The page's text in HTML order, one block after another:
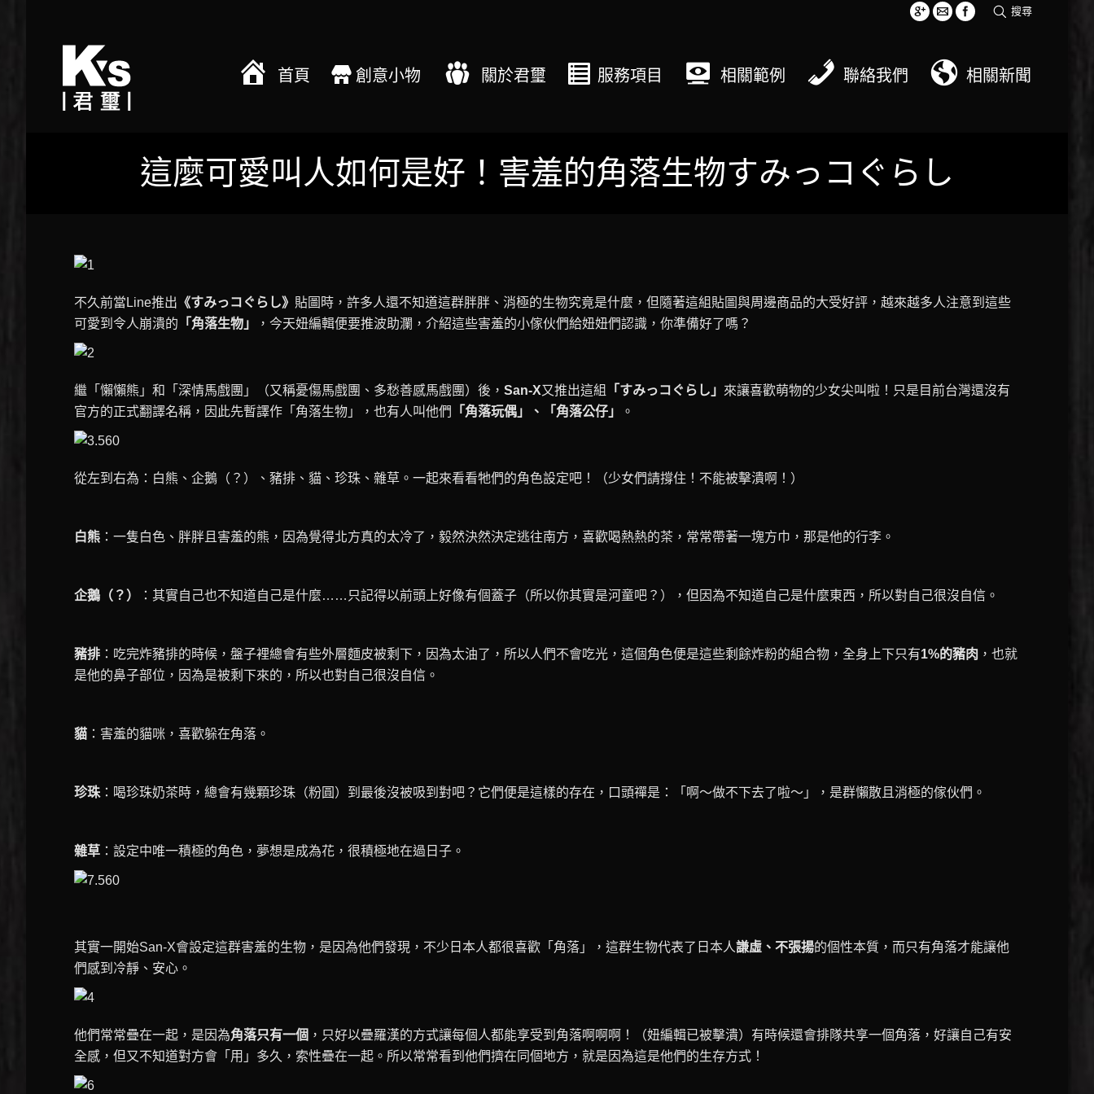
搜尋
首頁 創意小物 關於君璽 服務項目 相關範例 聯絡我們 相關新聞
這麼可愛叫人如何是好！害羞的角落生物すみっコぐらし
不久前當Line推出 《すみっコぐらし》 貼圖時，許多人還不知道這群胖胖、消極的生物究竟是什麼，但隨著這組貼圖與周邊商品的大受好評，越來越多人注意到這些
可愛到令人崩潰的 「角落生物」 ，今天妞編輯便要推波助瀾，介紹這些害羞的小傢伙們給妞妞們認識，你準備好了嗎？
繼「懶懶熊」和「深情馬戲團」（又稱憂傷馬戲團、多愁善感馬戲團）後， San-X又推出這組 「すみっコぐらし」 來讓喜歡萌物的少女尖叫啦！只是目前台灣還沒有
官方的正式翻譯名稱，因此先暫譯作「角落生物」，也有人叫他們
「角落玩偶」、「角落公仔」 。
從左到右為：白熊、企鵝（？）、豬排、貓、珍珠、雜草。一起來看看牠們的角色設定吧！（少女們請撐住！不能被擊潰啊！）
白熊 ：一隻白色、胖胖且害羞的熊，因為覺得北方真的太冷了，毅然決然決定逃往南方，喜歡喝熱熱的茶，常常帶著一塊方巾，那是他的行李。
企鵝（？） ：其實自己也不知道自己是什麼……只記得以前頭上好像有個蓋子（所以你其實是河童吧？），但因為不知道自己是什麼東西，所以對自己很沒自信。
豬排 ：吃完炸豬排的時候，盤子裡總會有些外層麵皮被剩下，因為太油了，所以人們不會吃光，這個角色便是這些剩餘炸粉的組合物，全身上下只有1%的豬肉 ，也就
是他的鼻子部位，因為是被剩下來的，所以也對自己很沒自信。
貓 ：害羞的貓咪，喜歡躲在角落。
珍珠 ：喝珍珠奶茶時，總會有幾顆珍珠（粉圓）到最後沒被吸到對吧？它們便是這樣的存在，口頭禪是：「啊～做不下去了啦～」，是群懶散且消極的傢伙們。
雜草 ：設定中唯一積極的角色，夢想是成為花，很積極地在過日子。
其實一開始San-X會設定這群害羞的生物，是因為他們發現，不少日本人都很喜歡「角落」，這群生物代表了日本人謙虛、不張揚的個性本質，而只有角落才能讓他
們感到冷靜、安心。
他們常常疊在一起，是因為角落只有一個 ，只好以疊羅漢的方式讓每個人都能享受到角落啊啊啊！（妞編輯已被擊潰）有時候還會排隊共享一個角落，好讓自己有安
全感，但又不知道對方會「用」多久，索性疊在一起。所以常常看到他們擠在同個地方，就是因為這是他們的生存方式！